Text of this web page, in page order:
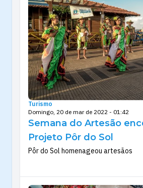
Turismo
Domingo, 20 de mar de 2022 - 01:42
Semana do Artesão
Projeto Pôr do Sol
Pôr do Sol homenageou artesãos